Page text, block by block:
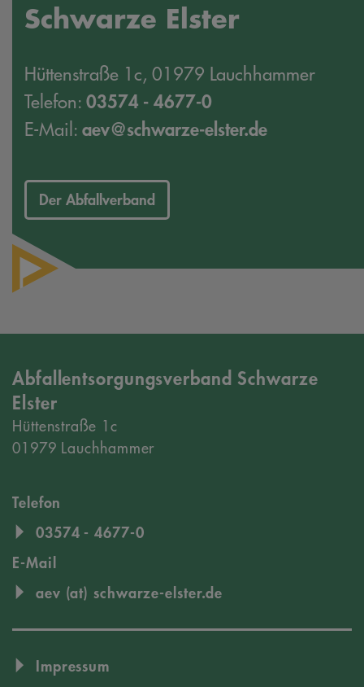
Schwarze Elster
Hüttenstraße 1c, 01979 Lauchhammer
Telefon: 03574 - 4677-0
E-Mail: aev@schwarze-elster.de
Der Abfallverband
Abfallentsorgungsverband Schwarze
Elster
Hüttenstraße 1c
01979 Lauchhammer
Telefon
03574 - 4677-0
E-Mail
aev (at) schwarze-elster.de
Impressum